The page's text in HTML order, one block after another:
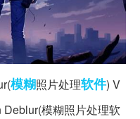
模糊照片处理软件) V
Deblur(模糊照片处理软